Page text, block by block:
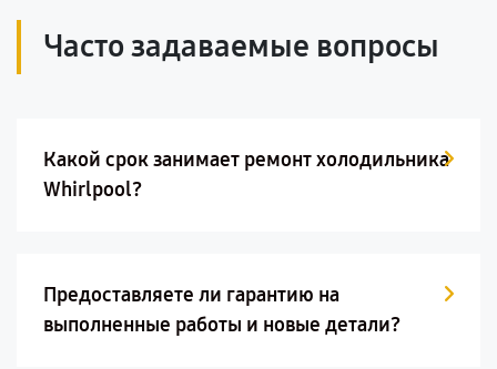
Часто задаваемые вопросы
Какой срок занимает ремонт холодильника
Whirlpool?
Предоставляете ли гарантию на
выполненные работы и новые детали?